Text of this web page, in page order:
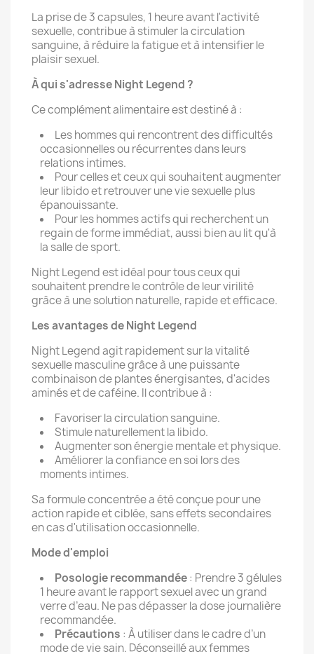
La prise de 3 capsules, 1 heure avant l'activité
sexuelle, contribue à stimuler la circulation
sanguine, à réduire la fatigue et à intensifier le
plaisir sexuel.
À qui s'adresse Night Legend ?
Ce complément alimentaire est destiné à :
Les hommes qui rencontrent des difficultés
occasionnelles ou récurrentes dans leurs
relations intimes.
Pour celles et ceux qui souhaitent augmenter
leur libido et retrouver une vie sexuelle plus
épanouissante.
Pour les hommes actifs qui recherchent un
regain de forme immédiat, aussi bien au lit qu'à
la salle de sport.
Night Legend est idéal pour tous ceux qui
souhaitent prendre le contrôle de leur virilité
grâce à une solution naturelle, rapide et efficace.
Les avantages de Night Legend
Night Legend agit rapidement sur la vitalité
sexuelle masculine grâce à une puissante
combinaison de plantes énergisantes, d'acides
aminés et de caféine. Il contribue à :
Favoriser la circulation sanguine.
Stimule naturellement la libido.
Augmenter son énergie mentale et physique.
Améliorer la confiance en soi lors des
moments intimes.
Sa formule concentrée a été conçue pour une
action rapide et ciblée, sans effets secondaires
en cas d'utilisation occasionnelle.
Mode d'emploi
Posologie recommandée: Prendre 3 gélules
1 heure avant le rapport sexuel avec un grand
verre d’eau. Ne pas dépasser la dose journalière
recommandée.
Précautions : À utiliser dans le cadre d’un
mode de vie sain. Déconseillé aux femmes